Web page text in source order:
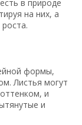
в природе
на них, а
формы,
Листья могут
и
и